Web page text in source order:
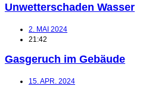
Unwetterschaden Wasser
2. MAI 2024
21:42
Gasgeruch im Gebäude
15. APR. 2024